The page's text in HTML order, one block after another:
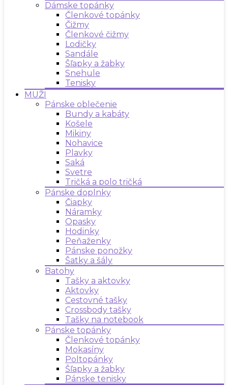
Dámske topánky
Členkové topánky
Čižmy
Členkové čižmy
Lodičky
Sandále
Šľapky a žabky
Snehule
Tenisky
MUŽI
Pánske oblečenie
Bundy a kabáty
Košele
Mikiny
Nohavice
Plavky
Saká
Svetre
Tričká a polo tričká
Pánske doplnky
Čiapky
Náramky
Opasky
Hodinky
Peňaženky
Pánske ponožky
Šatky a šály
Batohy
Tašky a aktovky
Aktovky
Cestovné tašky
Crossbody tašky
Tašky na notebook
Pánske topánky
Členkové topánky
Mokasíny
Poltopánky
Šľapky a žabky
Pánske tenisky